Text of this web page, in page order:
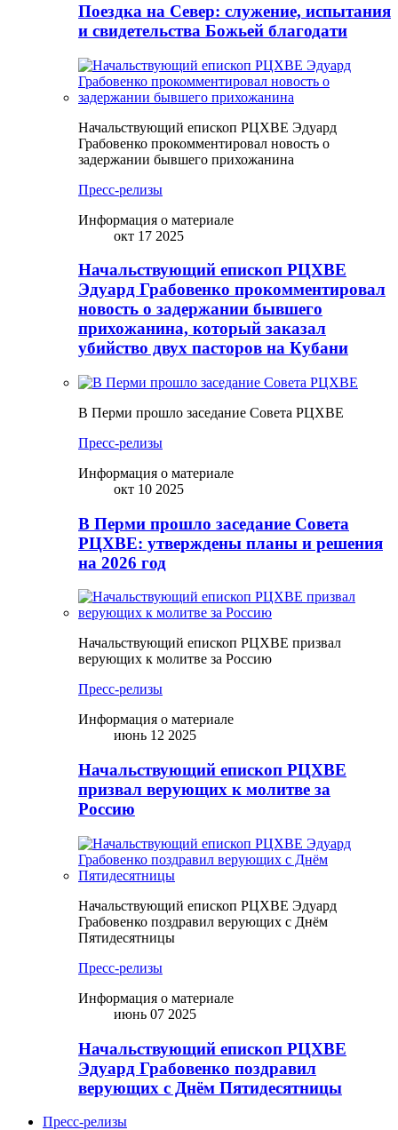
Поездка на Север: служение, испытания
и свидетельства Божьей благодати
Начальствующий епископ РЦХВЕ Эдуард
Грабовенко прокомментировал новость о
задержании бывшего прихожанина
Пресс-релизы
Информация о материале
окт 17 2025
Начальствующий епископ РЦХВЕ
Эдуард Грабовенко прокомментировал
новость о задержании бывшего
прихожанина, который заказал
убийство двух пасторов на Кубани
В Перми прошло заседание Совета РЦХВЕ
Пресс-релизы
Информация о материале
окт 10 2025
В Перми прошло заседание Совета
РЦХВЕ: утверждены планы и решения
на 2026 год
Начальствующий епископ РЦХВЕ призвал
верующих к молитве за Россию
Пресс-релизы
Информация о материале
июнь 12 2025
Начальствующий епископ РЦХВЕ
призвал верующих к молитве за
Россию
Начальствующий епископ РЦХВЕ Эдуард
Грабовенко поздравил верующих с Днём
Пятидесятницы
Пресс-релизы
Информация о материале
июнь 07 2025
Начальствующий епископ РЦХВЕ
Эдуард Грабовенко поздравил
верующих с Днём Пятидесятницы
Пресс-релизы